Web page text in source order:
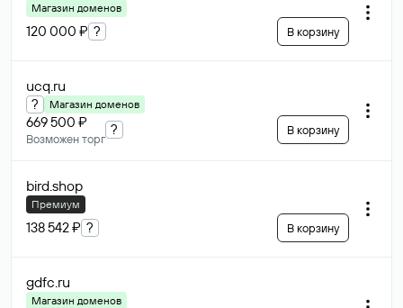
Магазин доменов
120 000 ₽ ? В корзину
ucq.ru
? Магазин доменов
669 500 ₽
Возможен торг
? В корзину
bird.shop
Премиум
138 542 ₽ ? В корзину
gdfc.ru
Магазин доменов